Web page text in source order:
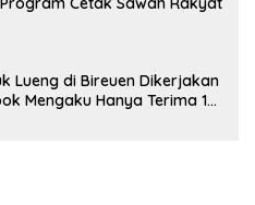
Lueng di Bireuen Dikerjakan
Mengaku Hanya Terima 10